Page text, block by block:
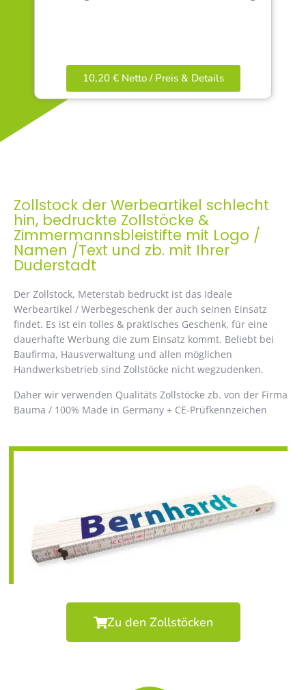
10,20 € Netto / Preis & Details
Zollstock der Werbeartikel schlecht
hin, bedruckte Zollstöcke &
Zimmermannsbleistifte mit Logo /
Namen /Text und zb. mit Ihrer
Duderstadt
Der Zollstock, Meterstab bedruckt ist das Ideale
Werbeartikel / Werbegeschenk der auch seinen Einsatz
findet. Es ist ein tolles & praktisches Geschenk, für eine
dauerhafte Werbung die zum Einsatz kommt. Beliebt bei
Baufirma, Hausverwaltung und allen möglichen
Handwerksbetrieb sind Zollstöcke nicht wegzudenken.
Daher wir verwenden Qualitäts Zollstöcke zb. von der Firma
Bauma / 100% Made in Germany + CE-Prüfkennzeichen
Zu den Zollstöcken